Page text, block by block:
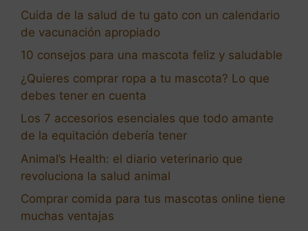
Cuida de la salud de tu gato con un calendario
de vacunación apropiado
10 consejos para una mascota feliz y saludable
¿Quieres comprar ropa a tu mascota? Lo que
debes tener en cuenta
Los 7 accesorios esenciales que todo amante
de la equitación debería tener
Animal’s Health: el diario veterinario que
revoluciona la salud animal
Comprar comida para tus mascotas online tiene
muchas ventajas